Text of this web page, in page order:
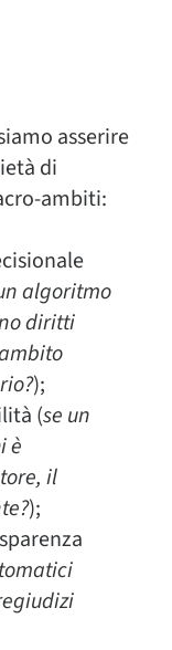
asserire
di
ambiti:
algoritmo
diritti
);
(se un
è
il
);